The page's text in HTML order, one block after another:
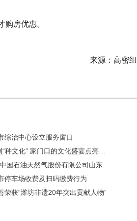
房优惠。
来源：高密
综治中心设立服务窗口
停车场收费及扫码缴费行为
荣获“潍坊非遗20年突出贡献人物”